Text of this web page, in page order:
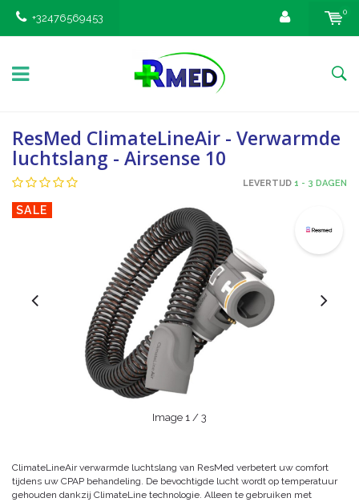
+32476569453
0
ResMed ClimateLineAir - Verwarmde
luchtslang - Airsense 10
LEVERTIJD 1 - 3 DAGEN
SALE
Image 1 / 3
ClimateLineAir verwarmde luchtslang van ResMed verbetert uw comfort
tijdens uw CPAP behandeling. De bevochtigde lucht wordt op temperatuur
gehouden dankzij ClimateLine technologie. Alleen te gebruiken met